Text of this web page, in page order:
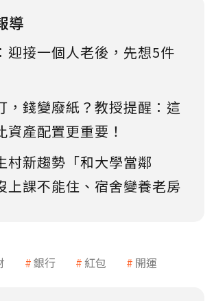
導
迎接一個人老後，先想5件
，錢變廢紙？教授提醒：這
資產配置更重要！
村新趨勢「和大學當鄰
上課不能住、宿舍變養老房
銀行 紅包 開運